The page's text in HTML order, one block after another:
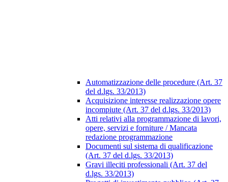
Automatizzazione delle procedure (Art. 37
del d.lgs. 33/2013)
Acquisizione interesse realizzazione opere
incompiute (Art. 37 del d.lgs. 33/2013)
Atti relativi alla programmazione di lavori,
opere, servizi e forniture / Mancata
redazione programmazione
Documenti sul sistema di qualificazione
(Art. 37 del d.lgs. 33/2013)
Gravi illeciti professionali (Art. 37 del
d.lgs. 33/2013)